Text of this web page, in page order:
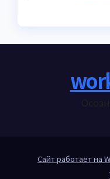
Сайт работает на